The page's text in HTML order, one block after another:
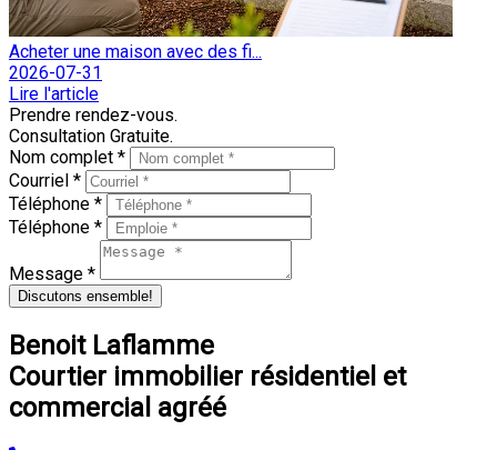
Acheter une maison avec des fi...
2026-07-31
Lire l'article
Prendre rendez-vous.
Consultation Gratuite.
Nom complet *
Courriel *
Téléphone *
Téléphone *
Message *
Discutons ensemble!
Benoit Laflamme
Courtier immobilier résidentiel et
commercial agréé